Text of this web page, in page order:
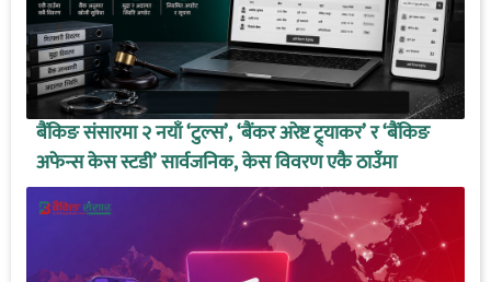
बैंकिङ संसारमा २ नयाँ ‘टुल्स’, ‘बैंकर अरेष्ट ट्र्याकर’ र ‘बैंकिङ
अफेन्स केस स्टडी’ सार्वजनिक, केस विवरण एकै ठाउँमा